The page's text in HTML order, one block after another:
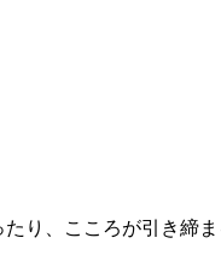
り、こころが引き締